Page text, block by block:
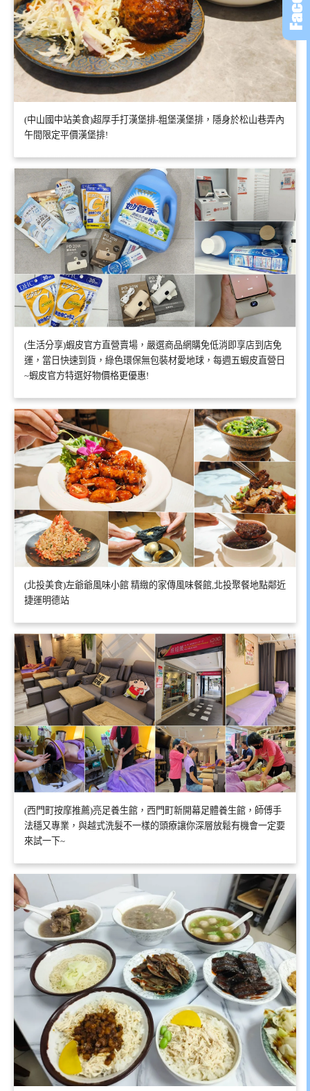
(中山國中站美食)超厚手打漢堡排-粗堡漢堡排，隱身於松山巷弄內
午間限定平價漢堡排!
(生活分享)蝦皮官方直營賣場，嚴選商品網購免低消即享店到店免
運，當日快速到貨，綠色環保無包裝材愛地球，每週五蝦皮直營日
~蝦皮官方特選好物價格更優惠!
(北投美食)左爺爺風味小館 精緻的家傳風味餐館,北投聚餐地點鄰近
捷運明德站
(西門町按摩推薦)亮足養生館，西門町新開幕足體養生館，師傅手
法穩又專業，與越式洗髮不一樣的頭療讓你深層放鬆有機會一定要
來試一下~